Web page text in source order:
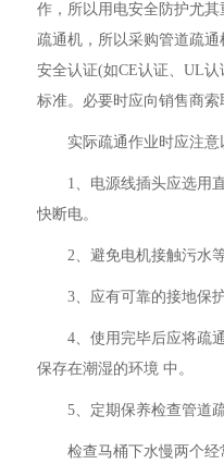
作，所以用电安全防护尤
疏通机，所以采购管道疏
安全认证(如CE认证、UL
标准。必要时应向销售商索
实际疏通作业时应注意
1、电源线插头应选用
快断电。
2、避免电机接触污水等
3、应有可靠的接地保护
4、使用完毕后应将疏
保存在潮湿的环境 中。
5、定期保养检查管道
检查马桶下水慢两个经